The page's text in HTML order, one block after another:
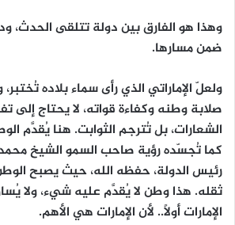
وهذا هو الفارق بين دولة تتلقى الحدث،
ضمن مسارها.
ولعلّ الإماراتي الذي رأى سماء بلاده
صلابة وطنه وكفاءة قواته، لا يحتاج إلى
الشعارات، بل تُترجم الثوابت. هنا يُقدَّم
كما تُجسّده رؤية صاحب السمو الشيخ محمد
رئيس الدولة، حفظه الله، حيث يصبح
ثقله. هذا وطن لا يُقدَّم عليه شيء، ولا
الإمارات أولاً.. لأن الإمارات هي الأهم.